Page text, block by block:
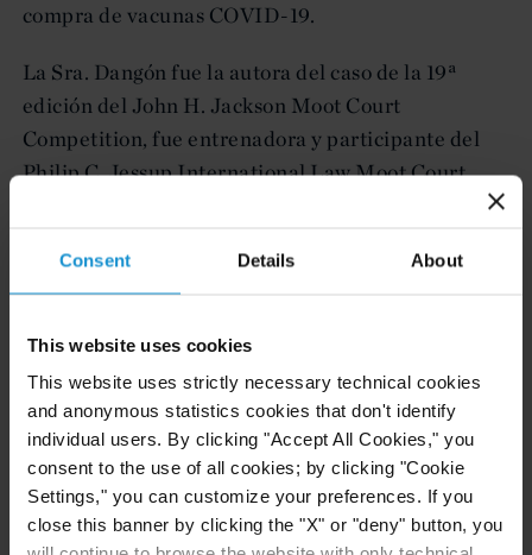
Consent Details About
This website uses cookies
This website uses strictly necessary technical cookies
and anonymous statistics cookies that don't identify
individual users. By clicking "Accept All Cookies," you
consent to the use of all cookies; by clicking "Cookie
Settings," you can customize your preferences. If you
close this banner by clicking the "X" or "deny" button, you
compra de vacunas COVID-19.
La Sra. Dangón fue la autora del caso de la 19ª
edición del John H. Jackson Moot Court
Competition, fue entrenadora y participante del
Philip C. Jessup International Law Moot Court
La Sra. Dangón es abogada y tiene un máster en
en The Hague Academy of International Law y en
el World Trade Institute.